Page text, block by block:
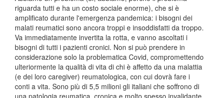
riguarda tutti e ha un costo sociale enorme), che si è
amplificato durante l'emergenza pandemica: i bisogni dei
malati reumatici sono ancora troppi e insoddisfatti da troppo.
Va immediatamente invertita la rotta, e vanno ascoltati i
bisogni di tutti i pazienti cronici. Non si può prendere in
considerazione solo la problematica Covid, compromettendo
ulteriormente la qualità di vita di chi è affetto da una malattia
(e dei loro caregiver) reumatologica, con cui dovrà fare i
conti a vita. Sono più di 5,5 milioni gli italiani che soffrono di
una patologia reumatica, cronica e molto spesso invalidante.